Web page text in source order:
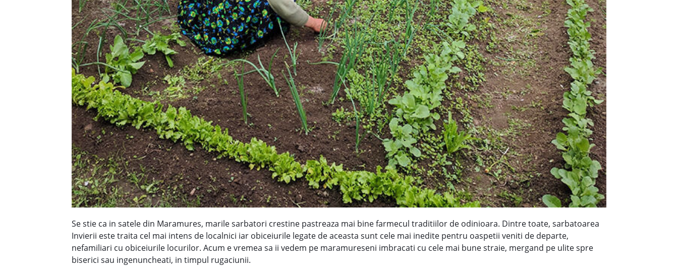
Se stie ca in satele din Maramures, marile sarbatori crestine pastreaza mai bine farmecul traditiilor de odinioara. Dintre toate, sarbatoarea
Invierii este traita cel mai intens de localnici iar obiceiurile legate de aceasta sunt cele mai inedite pentru oaspetii veniti de departe,
nefamiliari cu obiceiurile locurilor. Acum e vremea sa ii vedem pe maramureseni imbracati cu cele mai bune straie, mergand pe ulite spre
biserici sau ingenuncheati, in timpul rugaciunii.